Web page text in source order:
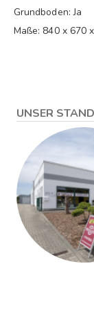
Grundboden: Ja
Maße: 840 x 670
UNSER